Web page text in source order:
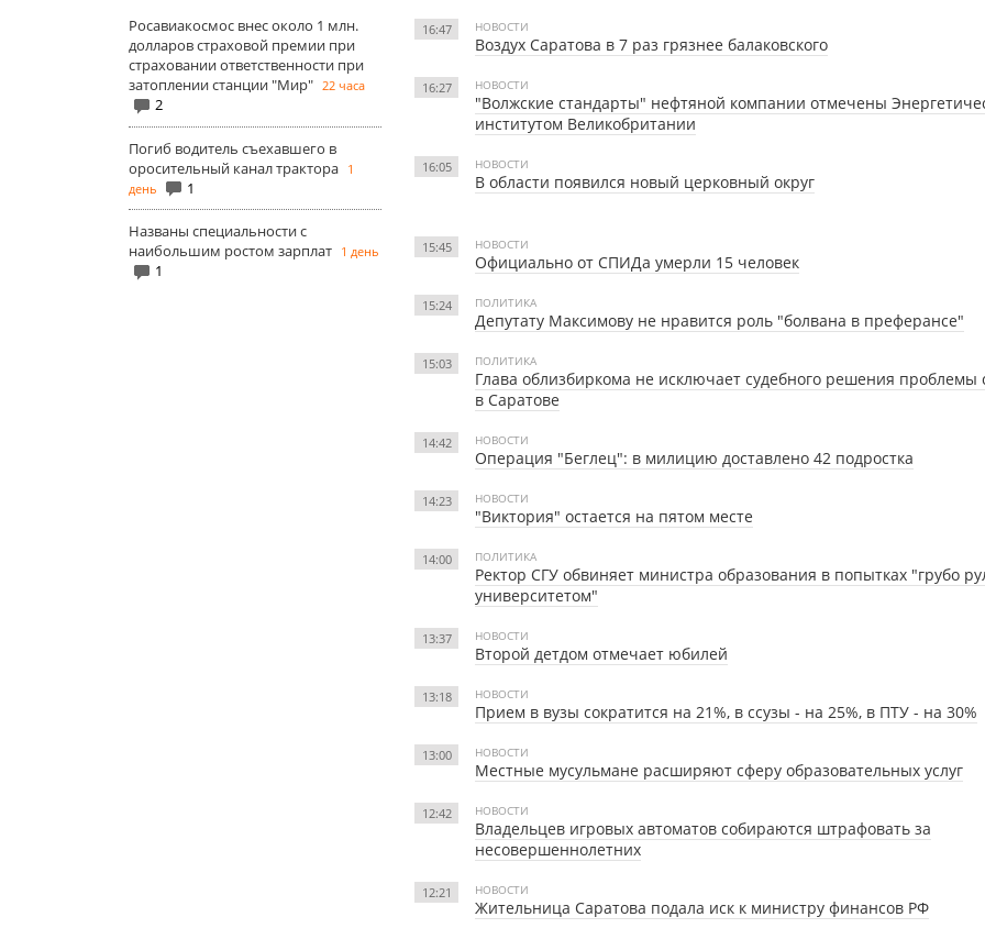
Росавиакосмос внес около 1 млн.
долларов страховой премии при
страховании ответственности при
затоплении станции "Мир" 22 часа
2
Погиб водитель съехавшего в
оросительный канал трактора 1
день
1
Названы специальности с
наибольшим ростом зарплат 1 день
1
16:47 НОВОСТИ
Воздух Саратова в 7 раз грязнее балаковского
16:27 НОВОСТИ
"Волжские стандарты" нефтяной компании отмечены
институтом Великобритании
16:05 НОВОСТИ
В области появился новый церковный округ
15:45 НОВОСТИ
Официально от СПИДа умерли 15 человек
15:24 ПОЛИТИКА
Депутату Максимову не нравится роль "болвана в преферансе"
15:03 ПОЛИТИКА
Глава облизбиркома не исключает судебного решения проблемы
в Саратове
14:42 НОВОСТИ
Операция "Беглец": в милицию доставлено 42 подростка
14:23 НОВОСТИ
"Виктория" остается на пятом месте
14:00 ПОЛИТИКА
Ректор СГУ обвиняет министра образования в попытках "грубо
университетом"
13:37 НОВОСТИ
Второй детдом отмечает юбилей
13:18 НОВОСТИ
Прием в вузы сократится на 21%, в ссузы - на 25%, в ПТУ - на 30%
13:00 НОВОСТИ
Местные мусульмане расширяют сферу образовательных услуг
12:42 НОВОСТИ
Владельцев игровых автоматов собираются штрафовать за
несовершеннолетних
12:21 НОВОСТИ
Жительница Саратова подала иск к министру финансов РФ